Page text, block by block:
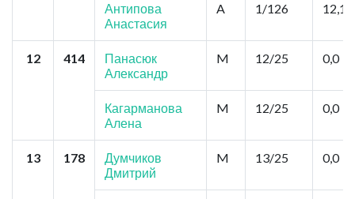
Антипова
Анастасия
A 1/126 12,15
12 414
Панасюк
Александр
M 12/25 0,0
Кагарманова
Алена
M 12/25 0,0
13 178
Думчиков
Дмитрий
M 13/25 0,0